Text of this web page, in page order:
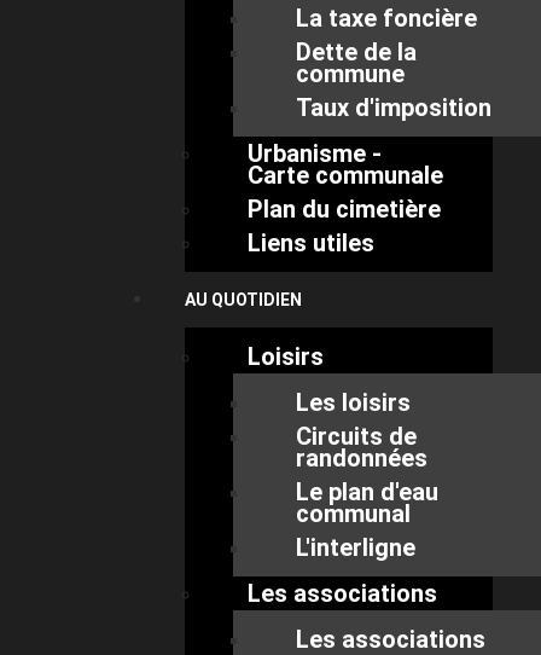
La taxe foncière
Dette de la
commune
Taux d'imposition
Urbanisme -
Carte communale
Plan du cimetière
Liens utiles
AU QUOTIDIEN
Loisirs
Les loisirs
Circuits de
randonnées
Le plan d'eau
communal
L'interligne
Les associations
Les associations